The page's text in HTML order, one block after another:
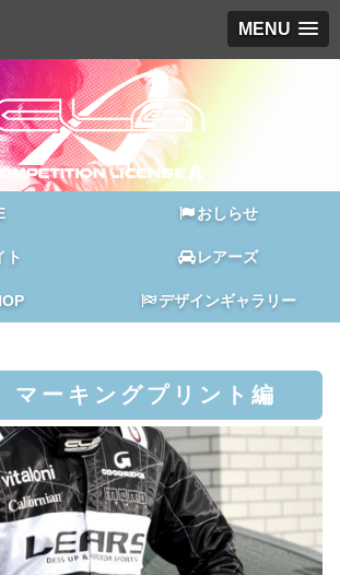
MENU
おしらせ
ト レアーズ
デザインギャラリー
ーキングプリント編